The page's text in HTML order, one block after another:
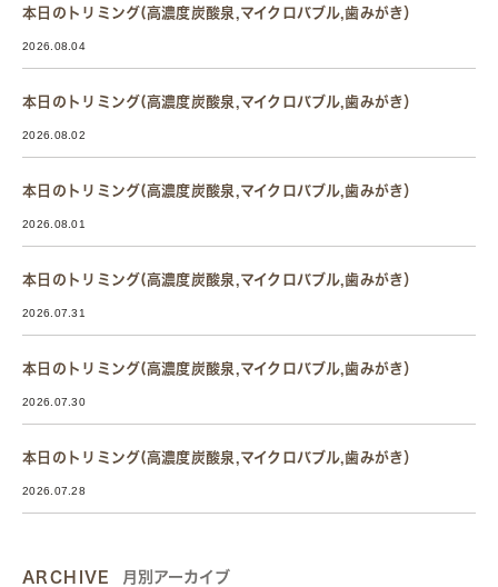
本日のトリミング(高濃度炭酸泉,マイクロバブル,歯みがき）
2026.08.04
本日のトリミング(高濃度炭酸泉,マイクロバブル,歯みがき）
2026.08.02
本日のトリミング(高濃度炭酸泉,マイクロバブル,歯みがき）
2026.08.01
本日のトリミング(高濃度炭酸泉,マイクロバブル,歯みがき）
2026.07.31
本日のトリミング(高濃度炭酸泉,マイクロバブル,歯みがき）
2026.07.30
本日のトリミング(高濃度炭酸泉,マイクロバブル,歯みがき）
2026.07.28
ARCHIVE 月別アーカイブ